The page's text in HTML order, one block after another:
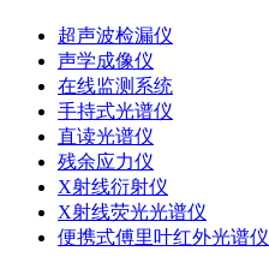
超声波检漏仪
声学成像仪
在线监测系统
手持式光谱仪
直读光谱仪
残余应力仪
X射线衍射仪
X射线荧光光谱仪
便携式傅里叶红外光谱仪